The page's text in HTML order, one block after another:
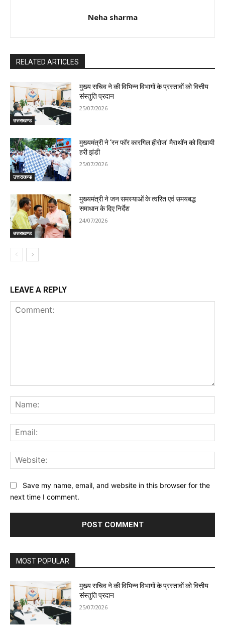
Neha sharma
RELATED ARTICLES
उत्तराखण्ड
मुख्य सचिव ने की विभिन्न विभागों के प्रस्तावों को वित्तीय
संस्तुति प्रदान
25/07/2026
उत्तराखण्ड
मुख्यमंत्री ने ‘रन फॉर कारगिल हीरोज’ मैराथॉन को दिखायी
हरी झंडी
25/07/2026
उत्तराखण्ड
मुख्यमंत्री ने जन समस्याओं के त्वरित एवं समयबद्ध
समाधान के दिए निर्देश
24/07/2026
LEAVE A REPLY
Save my name, email, and website in this browser for the
next time I comment.
MOST POPULAR
मुख्य सचिव ने की विभिन्न विभागों के प्रस्तावों को वित्तीय
संस्तुति प्रदान
25/07/2026